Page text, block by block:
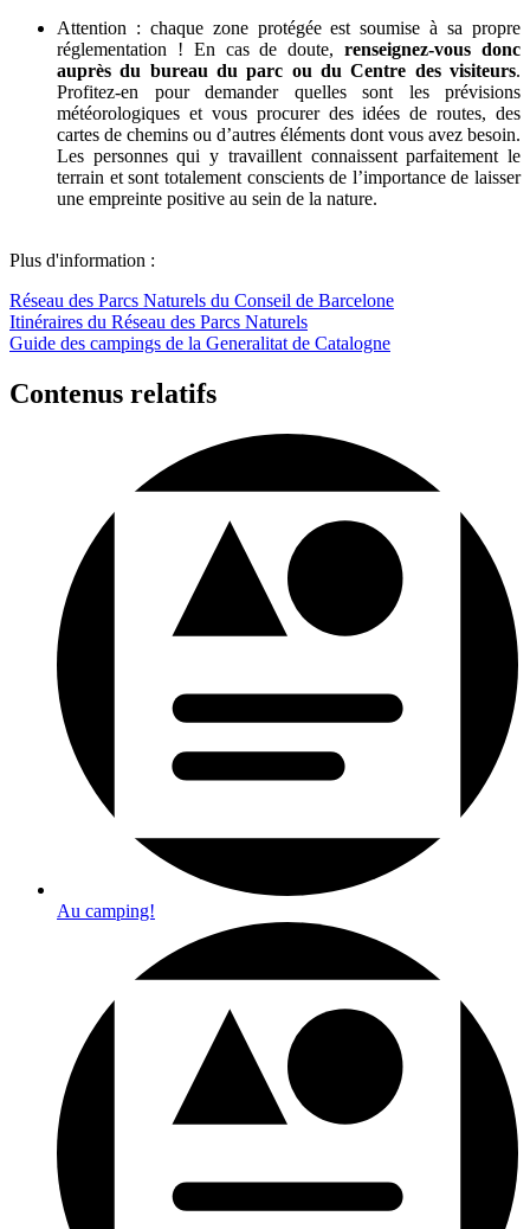
Attention : chaque zone protégée est soumise à sa propre
réglementation ! En cas de doute,renseignez-vous donc
auprès du bureau du parc ou du Centre des visiteurs.
Profitez-en pour demander quelles sont les prévisions
météorologiques et vous procurer des idées de routes, des
cartes de chemins ou d’autres éléments dont vous avez besoin.
Les personnes qui y travaillent connaissent parfaitement le
terrain et sont totalement conscients de l’importance de laisser
une empreinte positive au sein de la nature.
Plus d'information :
Réseau des Parcs Naturels du Conseil de Barcelone
Itinéraires du Réseau des Parcs Naturels
Guide des campings de la Generalitat de Catalogne
Contenus relatifs
Au camping!